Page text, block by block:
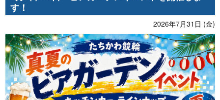
す！
2026年7月31日 (金)